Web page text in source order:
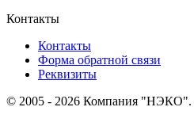
Контакты
Контакты
Форма обратной связи
Реквизиты
© 2005 - 2026 Компания "НЭКО".